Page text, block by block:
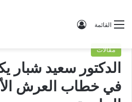
القائمة
مقالات
الدكتور سعيد شبار
في خطاب العرش